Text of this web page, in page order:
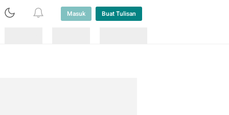
Masuk Buat Tulisan